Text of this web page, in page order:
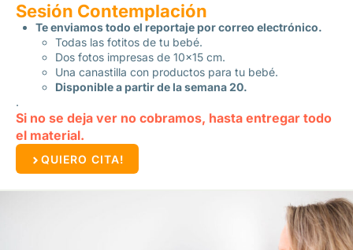
Sesión Contemplación
Te enviamos todo el reportaje por correo electrónico.
Todas las fotitos de tu bebé.
Dos fotos impresas de 10×15 cm.
Una canastilla con productos para tu bebé.
Disponible a partir de la semana 20.
.
Si no se deja ver no cobramos, hasta entregar todo
el material.
QUIERO CITA!